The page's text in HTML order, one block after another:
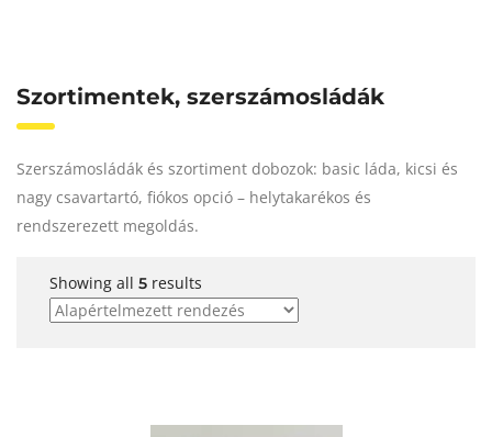
Szortimentek, szerszámosládák
Szerszámosládák és szortiment dobozok: basic láda, kicsi és
nagy csavartartó, fiókos opció – helytakarékos és
rendszerezett megoldás.
Showing all 5 results